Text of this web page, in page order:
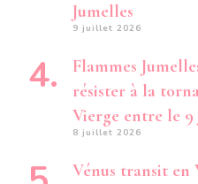
Jumelles
9 juillet 2026
Flammes
résister à la
Vierge entre le 9
8 juillet 2026
Vénus transit en